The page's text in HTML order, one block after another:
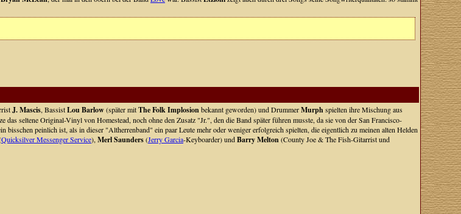
J. Mascis, BassistLou Barlow(später mitThe Folk Implosionbekannt geworden) und DrummerMurphspielten ihre Mischung aus
das seltene Original-Vinyl von Homestead, noch ohne den Zusatz "Jr.", den die Band später führen musste, da sie von der San Francisco-
peinlich ist, als in dieser "Altherrenband" ein paar Leute mehr oder weniger erfolgreich spielten, die eigentlich zu meinen alten Helden
Quicksilver Messenger Service), Merl Saunders(Jerry Garcia-Keyboarder) undBarry Melton(County Joe & The Fish-Gitarrist und